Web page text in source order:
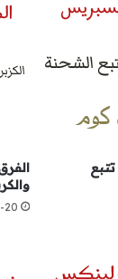
20